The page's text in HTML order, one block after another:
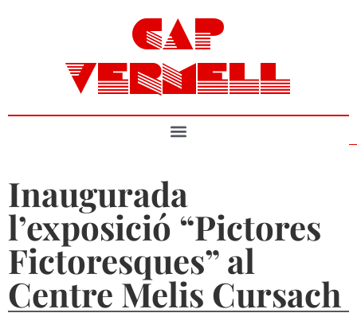
CAP
VERMELL
Inaugurada
l’exposició “Pictores
Fictoresques” al
Centre Melis Cursach